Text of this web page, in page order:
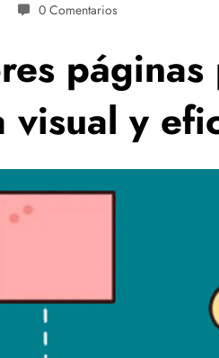
0 Comentarios
visual y